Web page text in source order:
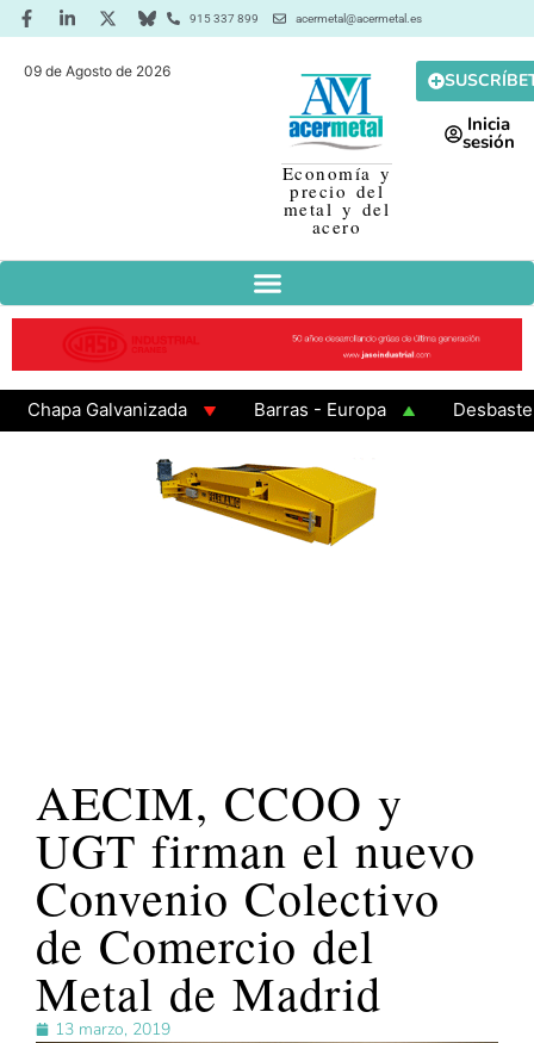
915 337 899 acermetal@acermetal.es
09 de Agosto de 2026
Economía y
precio del
metal y del
acero
Inicia
sesión
Galvanizada Barras - Europa
Desbaste -
AECIM, CCOO y
UGT firman el nuevo
Convenio Colectivo
de Comercio del
Metal de Madrid
13 marzo, 2019